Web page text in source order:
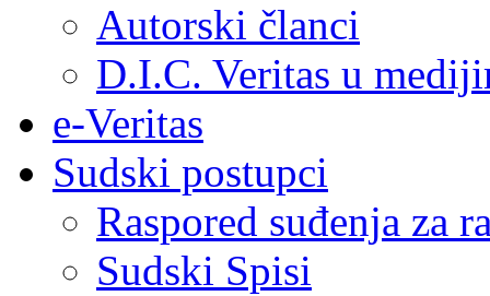
Autorski članci
D.I.C. Veritas u
e-Veritas
Sudski postupci
Raspored suđenja za
Sudski Spisi